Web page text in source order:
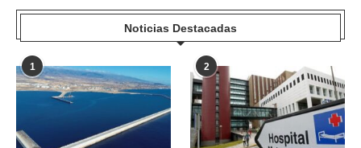
Noticias Destacadas
1 2